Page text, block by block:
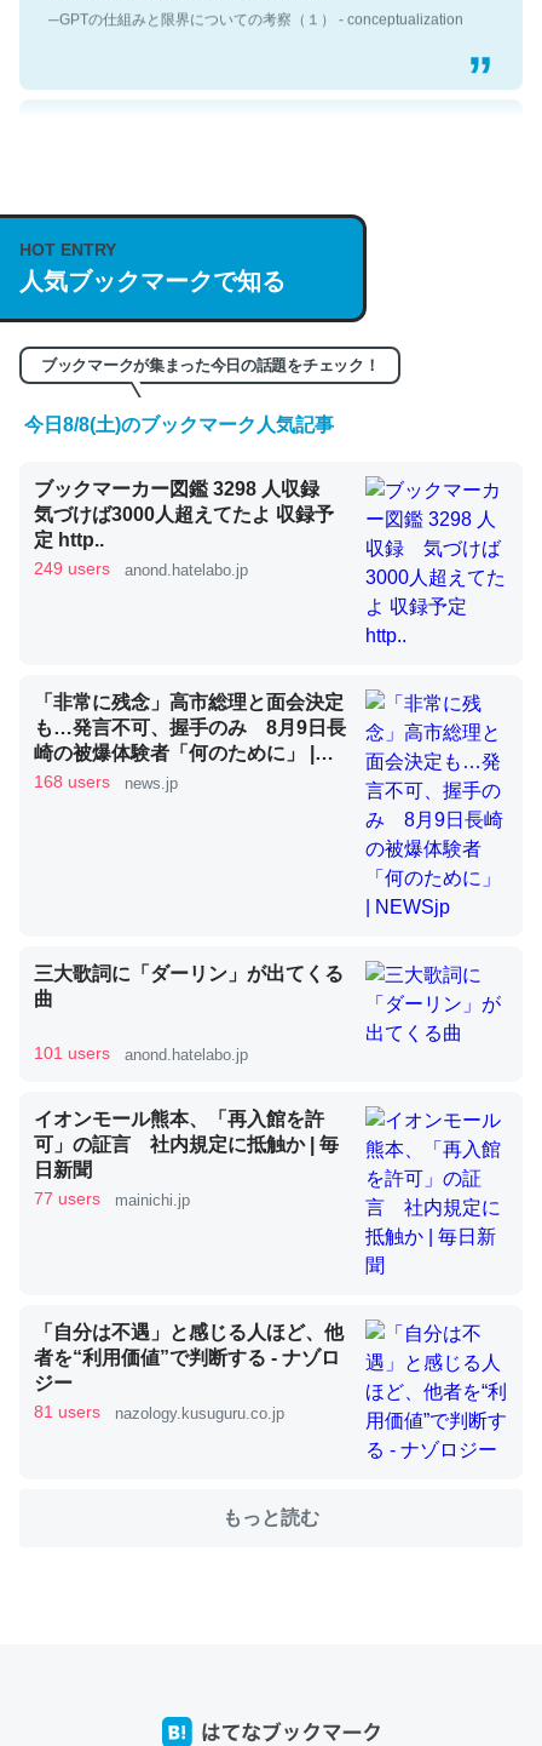
─GPTの仕組みと限界についての考察（１） - conceptualization
https://isobe324649.hatenablog.com/entry/2023/03/27
/064121
─GPTの仕組みと限界についての考察（１） - conceptualization
くらい。小説でいう「ずっと前の伏線」は回収されないけ
ど、短期記憶というには多い分量。進化すればするほど分
かりやすく強くなりそう
─GPTの仕組みと限界についての考察（１） - conceptualization
昆虫ってカルシウム少ないのか。知らんかった。調べたら
コオロギのカルシウム分はエビの600分の1程度。
─ニュース :: 【研究発表】昆虫学の大問題＝「昆虫はなぜ海にいな
論文では「淡水はカルシウムも酸素も不足してて両方に不
利だから両方が拮抗してるのでは」とあって面白い。海に
いる鋏角類（カブトガニ・ウミグモ）はカルシウムを使わ
ずキチンを強化してる筈だが、酵素が違うのか？
いのか」に関する新仮説
これを元に考えるとカルシウムを大量に使う脊椎動物と貝
ジになったり努力してるし。
─ニュース :: 【研究発表】昆虫学の大問題＝「昆虫はなぜ海にいな
いのか」に関する新仮説
ウチもEchoを実家に置いて４年。でたまに覗いてる。ぼ
HOT ENTRY
人気ブックマークで知る
ブックマークが集まった今日の話題をチェック！
今日8/8(土)のブックマーク人気記事
ブックマーカー図鑑 3298 人収録
気づけば3000人超えてたよ 収録予
定 http..
249 users anond.hatelabo.jp
「非常に残念」高市総理と面会決定
も…発言不可、握手のみ 8月9日長
崎の被爆体験者「何のために」 |
NEWSjp
168 users news.jp
三大歌詞に「ダーリン」が出てくる
曲
101 users anond.hatelabo.jp
イオンモール熊本、「再入館を許
可」の証言 社内規定に抵触か | 毎
日新聞
77 users mainichi.jp
「自分は不遇」と感じる人ほど、他
者を“利用価値”で判断する - ナゾロ
ジー
81 users nazology.kusuguru.co.jp
もっと読む